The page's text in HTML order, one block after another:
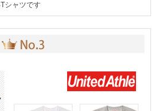
シャツです